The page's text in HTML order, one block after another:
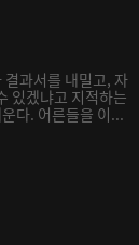
과서를 내밀고, 자
있겠냐고 지적하는
다. 어른들을 이...